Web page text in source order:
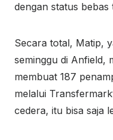
dengan status bebas
Secara total, Matip,
seminggu di Anfield,
membuat 187
melalui
cedera, itu bisa saja